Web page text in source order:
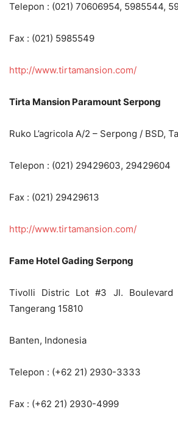
Telepon : (021) 70606954, 5985544,
Fax : (021) 5985549
http://www.tirtamansion.com/
Tirta Mansion Paramount Serpong
Ruko L’agricola A/2 – Serpong / BSD,
Telepon : (021) 29429603, 29429604
Fax : (021) 29429613
http://www.tirtamansion.com/
Fame Hotel Gading Serpong
Tivolli Distric Lot #3 Jl. Boulevard
Tangerang 15810
Banten, Indonesia
Telepon : (+62 21) 2930-3333
Fax : (+62 21) 2930-4999